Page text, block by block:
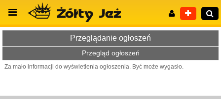
Przeglądanie ogłoszeń
Przegląd ogłoszeń
Za mało informacji do wyświetlenia ogłoszenia. Być może wygasło.